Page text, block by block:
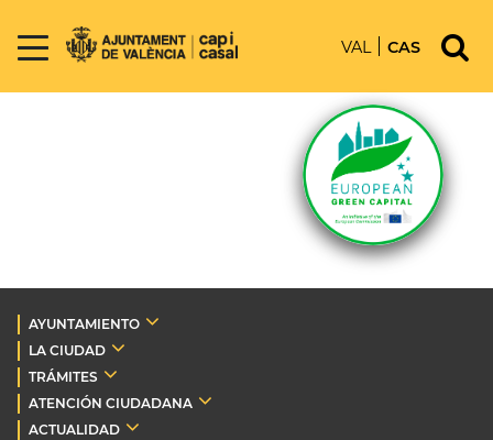
VAL CAS
AYUNTAMIENTO
LA CIUDAD
TRÁMITES
ATENCIÓN CIUDADANA
ACTUALIDAD